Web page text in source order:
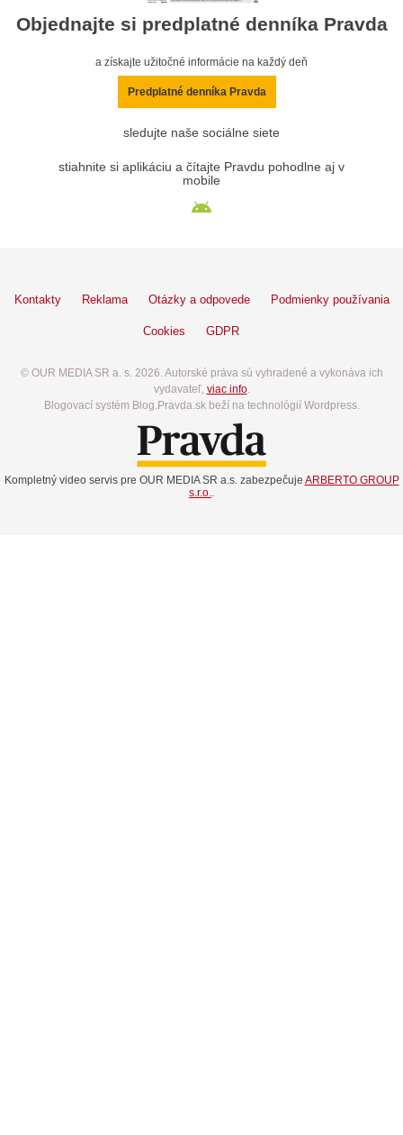
Objednajte si predplatné denníka Pravda
a získajte užitočné informácie na každý deň
Predplatné denníka Pravda
sledujte naše sociálne siete
stiahnite si aplikáciu a čítajte Pravdu pohodlne aj v
mobile
Kontakty Reklama Otázky a odpovede Podmienky používania
Cookies GDPR
© OUR MEDIA SR a. s. 2026. Autorské práva sú vyhradené a vykonáva ich
vydavateľ, viac info.
Blogovací systém Blog.Pravda.sk beží na technológií Wordpress.
Kompletný video servis pre OUR MEDIA SR a.s. zabezpečuje ARBERTO GROUP
s.r.o.